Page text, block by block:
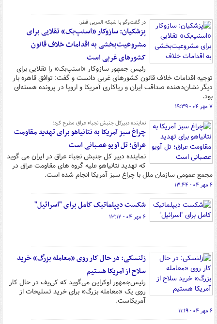
در گفت‌وگو با شبکه العربی قطر:
پزشکیان: سازوکار «اسنپ‌بک» تقلایی برای
مشروعیت‌بخشی به اقدامات خلاف قانون
کشورهای غربی است
رئیس جمهور سازوکار «اسنپ‌بک» را تقلایی برای
توجیه اقدامات خلاف قانون کشورهای غربی دانست و گفت: توافق قاهره بار
دیگر نشان‌دهنده صداقت ایران و ریاکاری آمریکا و اروپا در پرونده هسته‌ای
بود.
۷ مهر ۰۴ - ۱۹:۳۹
نماینده دبیرکل جنبش نجباء عراق مطرح‌ کرد؛
چراغ سبز آمریکا به نتانیاهو برای تهدید مقاومت
عراق؛ تل آویو عصبانی است
نماینده دبیر کل جنبش نجباء عراق در ایران می گوید
که تهدید نتانیاهو علیه گروه های مقاومت عراق در
مجمع عمومی سازمان ملل با چراغ سبز آمریکا انجام شده است.
۶ مهر ۰۴ - ۱۳:۴۴
شکست دیپلماتیک کامل برای "اسرائیل"
۶ مهر ۰۴ - ۱۳:۱۲
زلنسکی: در حال کار روی «معامله بزرگ» خرید
سلاح از آمریکا هستیم
رئیس‌جمهور اوکراین می‌گوید که کی‌یف در حال کار
روی یک «معامله بزرگ» برای خرید تسلیحات از
آمریکاست.
۶ مهر ۰۴ - ۱۱:۱۹